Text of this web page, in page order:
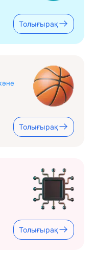
Толығырақ
Толығырақ
Толығырақ